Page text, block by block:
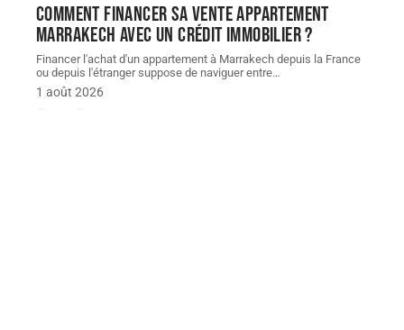
Comment financer sa vente appartement
Marrakech avec un crédit immobilier ?
Financer l'achat d'un appartement à Marrakech depuis la France
ou depuis l'étranger suppose de naviguer entre…
1 août 2026